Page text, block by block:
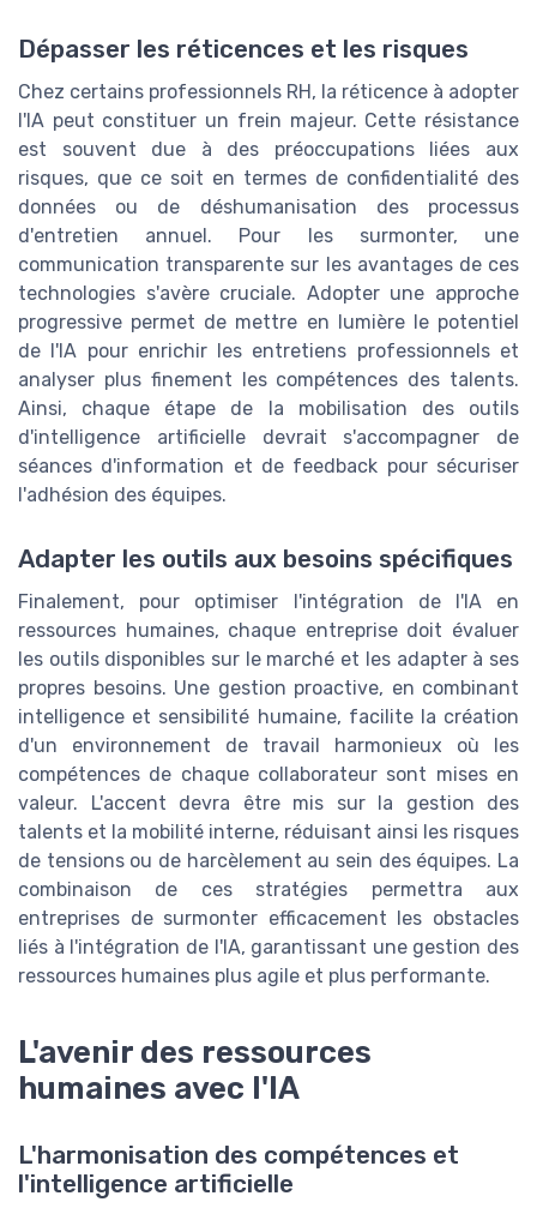
Dépasser les réticences et les risques
Chez certains professionnels RH, la réticence à adopter
l'IA peut constituer un frein majeur. Cette résistance
est souvent due à des préoccupations liées aux
risques, que ce soit en termes de confidentialité des
données ou de déshumanisation des processus
d'entretien annuel. Pour les surmonter, une
communication transparente sur les avantages de ces
technologies s'avère cruciale. Adopter une approche
progressive permet de mettre en lumière le potentiel
de l'IA pour enrichir les entretiens professionnels et
analyser plus finement les compétences des talents.
Ainsi, chaque étape de la mobilisation des outils
d'intelligence artificielle devrait s'accompagner de
séances d'information et de feedback pour sécuriser
l'adhésion des équipes.
Adapter les outils aux besoins spécifiques
Finalement, pour optimiser l'intégration de l'IA en
ressources humaines, chaque entreprise doit évaluer
les outils disponibles sur le marché et les adapter à ses
propres besoins. Une gestion proactive, en combinant
intelligence et sensibilité humaine, facilite la création
d'un environnement de travail harmonieux où les
compétences de chaque collaborateur sont mises en
valeur. L'accent devra être mis sur la gestion des
talents et la mobilité interne, réduisant ainsi les risques
de tensions ou de harcèlement au sein des équipes. La
combinaison de ces stratégies permettra aux
entreprises de surmonter efficacement les obstacles
liés à l'intégration de l'IA, garantissant une gestion des
ressources humaines plus agile et plus performante.
L'avenir des ressources
humaines avec l'IA
L'harmonisation des compétences et
l'intelligence artificielle